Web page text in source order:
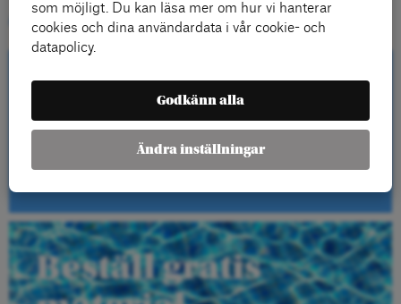
Aktuellt
Kontakta oss
Kontakt
Beställ gratis
som möjligt. Du kan läsa mer om hur vi hanterar
cookies och dina användardata i vår cookie- och
datapolicy.
Godkänn alla
Ändra inställningar